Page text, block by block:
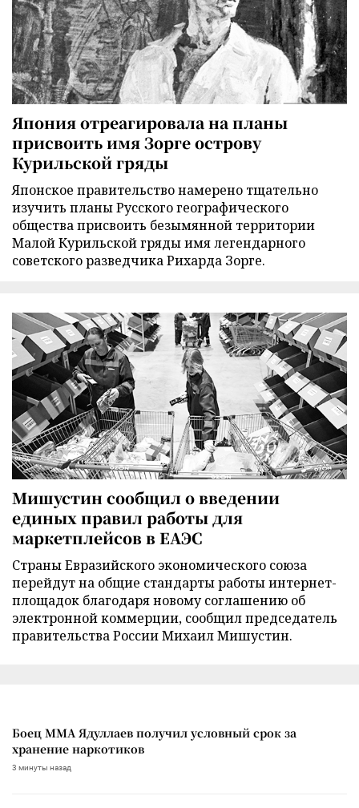
Япония отреагировала на планы
присвоить имя Зорге острову
Курильской гряды
Японское правительство намерено тщательно
изучить планы Русского географического
общества присвоить безымянной территории
Малой Курильской гряды имя легендарного
советского разведчика Рихарда Зорге.
Мишустин сообщил о введении
единых правил работы для
маркетплейсов в ЕАЭС
Страны Евразийского экономического союза
перейдут на общие стандарты работы интернет-
площадок благодаря новому соглашению об
электронной коммерции, сообщил председатель
правительства России Михаил Мишустин.
Боец ММА Ядуллаев получил условный срок за
хранение наркотиков
3 минуты назад